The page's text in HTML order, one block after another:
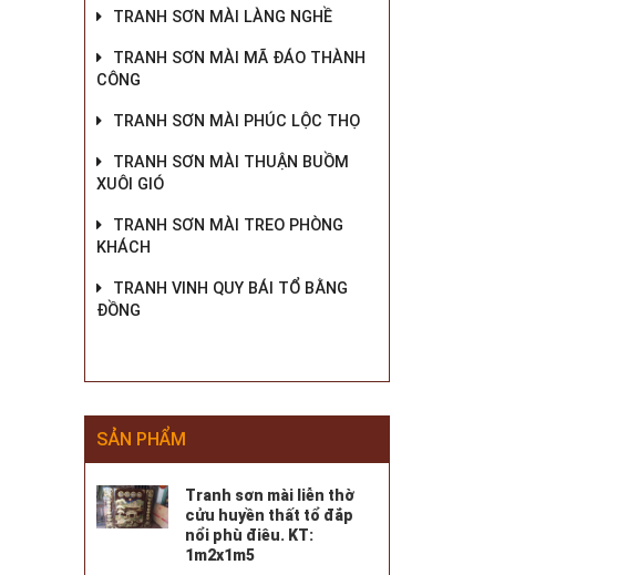
TRANH SƠN MÀI LÀNG NGHỀ
TRANH SƠN MÀI MÃ ĐÁO THÀNH
CÔNG
TRANH SƠN MÀI PHÚC LỘC THỌ
TRANH SƠN MÀI THUẬN BUỒM
XUÔI GIÓ
TRANH SƠN MÀI TREO PHÒNG
KHÁCH
TRANH VINH QUY BÁI TỔ BẰNG
ĐỒNG
SẢN PHẨM
Tranh sơn mài liễn thờ
cửu huyền thất tổ đắp
nổi phù điêu. KT:
1m2x1m5